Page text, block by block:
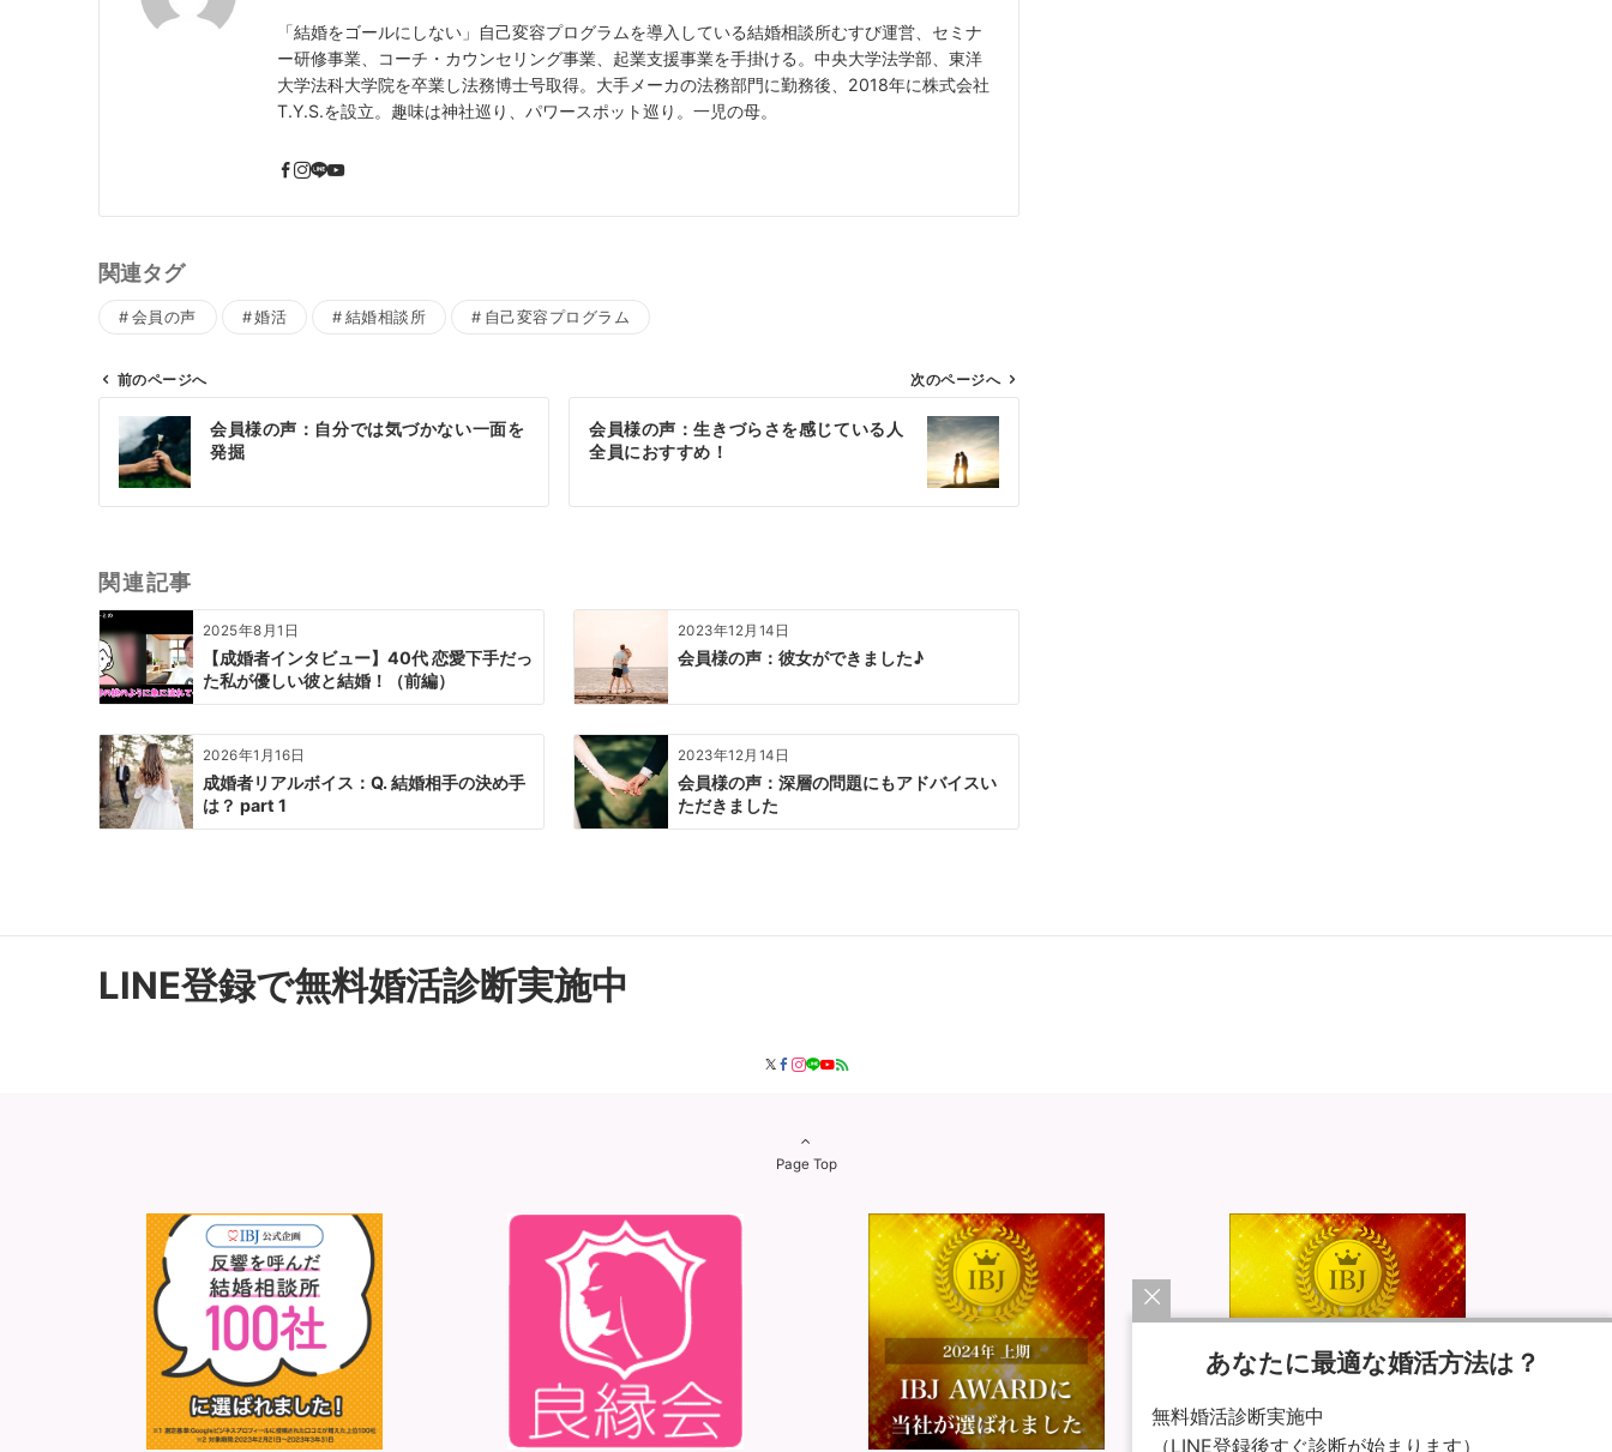
「結婚をゴールにしない」自己変容プログラムを導入している結婚相談所むすび運営、セミナ
ー研修事業、コーチ・カウンセリング事業、起業支援事業を手掛ける。中央大学法学部、東洋
大学法科大学院を卒業し法務博士号取得。大手メーカの法務部門に勤務後、2018年に株式会社
T.Y.S.を設立。趣味は神社巡り、パワースポット巡り。一児の母。
関連タグ
会員の声 婚活 結婚相談所 自己変容プログラム
ビ
シ
ョ
ン
前のページへ
会員様の声：自分では気づかない一面を
発掘
次のページへ
会員様の声：生きづらさを感じている人
全員におすすめ！
関連記事
2025年8月1日
【成婚者インタビュー】40代 恋愛下手だっ
た私が優しい彼と結婚！（前編）
2023年12月14日
会員様の声：彼女ができました♪
2026年1月16日
成婚者リアルボイス：Q. 結婚相手の決め手
は？ part 1
2023年12月14日
会員様の声：深層の問題にもアドバイスい
ただきました
LINE登録で無料婚活診断実施中
Page Top
あなたに最適な婚活方法は？
無料婚活診断実施中
（LINE登録後すぐ診断が始まります）